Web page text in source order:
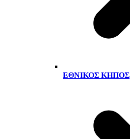
ΕΘΝΙΚΌΣ ΚΉΠΟΣ